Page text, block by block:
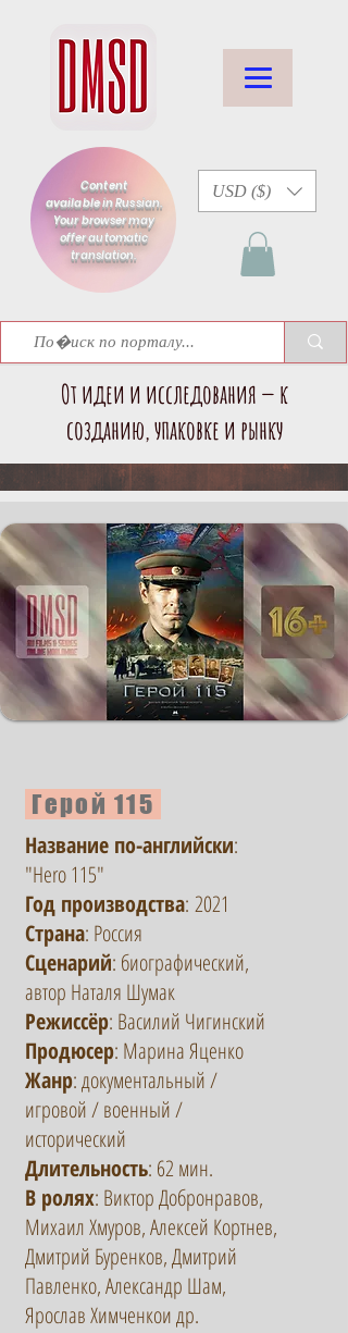
Content
available in Russian.
Your browser may
offer automatic
translation.
USD ($)
От идеи и исследования — к
созданию, упаковке и рынку
Герой 115
Название по-английски:
"Hero 115"
Год производства: 2021
Страна: Россия
Сценарий: биографический,
автор Наталя Шумак
Режиссёр: Василий Чигинский
Продюсер: Марина Яценко
Жанр: документальный /
игровой / военный /
исторический
Длительность: 62 мин.
В ролях: Виктор Добронравов,
Михаил Хмуров, Алексей Кортнев,
Дмитрий Буренков, Дмитрий
Павленко, Александр Шам,
Ярослав Химченкои др.